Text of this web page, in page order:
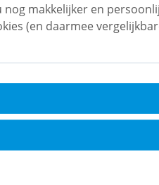
nog makkelijker en
(en daarmee